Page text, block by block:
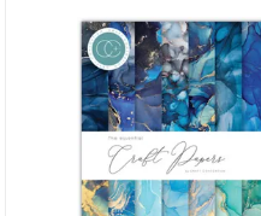
Kurs & aktiviteter
Gavekort
Kort & Scrapbooking
Mønsterpapir
6x6 & 6x8 inch blokker